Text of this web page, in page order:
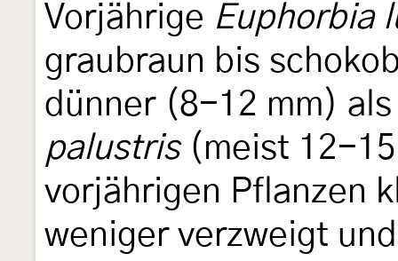
Vorjährige Euphorbia
graubraun bis
dünner (8-12 mm)
palustris(meist 12-15
vorjährigen Pflanzen
weniger verzweigt